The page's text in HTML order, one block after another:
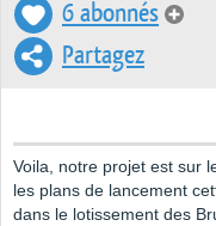
6 abonnés
Partagez
Voila, notre projet est sur
les plans de lancement
dans le lotissement des